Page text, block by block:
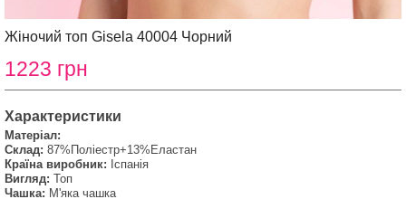
Жіночий топ Gisela 40004 Чорний
1223 грн
Характеристики
Матеріал:
Склад: 87%Поліестр+13%Еластан
Країна виробник: Іспанія
Вигляд: Топ
Чашка: М'яка чашка